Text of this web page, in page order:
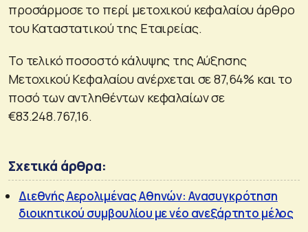
προσάρμοσε το περί μετοχικού κεφαλαίου άρθρο
του Καταστατικού της Εταιρείας.
Το τελικό ποσοστό κάλυψης της Αύξησης
Μετοχικού Κεφαλαίου ανέρχεται σε 87,64% και το
ποσό των αντληθέντων κεφαλαίων σε
€83.248.767,16.
Σχετικά άρθρα:
Διεθνής Αερολιμένας Αθηνών: Ανασυγκρότηση
διοικητικού συμβουλίου με νέο ανεξάρτητο μέλος